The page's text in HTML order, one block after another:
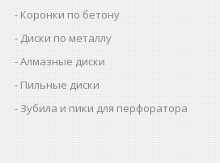
Коронки по бетону
Диски по металлу
Алмазные диски
Пильные диски
Зубила и пики для перфоратора